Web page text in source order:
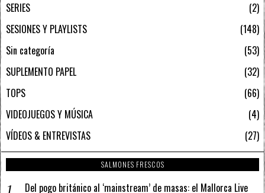
SERIES
2
SESIONES Y PLAYLISTS
148
Sin categoría
53
SUPLEMENTO PAPEL
32
TOPS
66
VIDEOJUEGOS Y MÚSICA
4
VÍDEOS & ENTREVISTAS
27
SALMONES FRESCOS
Del pogo británico al ‘mainstream’ de masas: el Mallorca Live